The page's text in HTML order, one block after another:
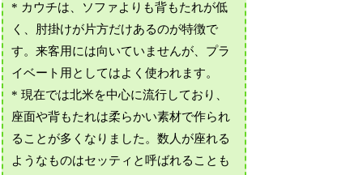
* カウチは、ソファよりも背もたれが低
く、肘掛けが片方だけあるのが特徴で
す。来客用には向いていませんが、プラ
イベート用としてはよく使われます。
* 現在では北米を中心に流行しており、
座面や背もたれは柔らかい素材で作られ
ることが多くなりました。数人が座れる
ようなものはセッティと呼ばれることも